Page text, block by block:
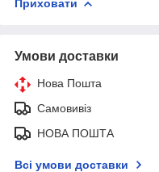
Приховати
Умови доставки
Нова Пошта
Самовивіз
НОВА ПОШТА
Всі умови доставки